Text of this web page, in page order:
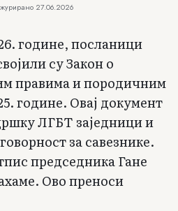
27.06.2026
године, посланици
су Закон о
правима и породичним
године. Овај документ
ЛГБТ заједници и
за савезнике.
председника Гане
Ово преноси